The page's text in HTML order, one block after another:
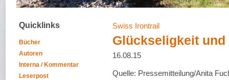
Quicklinks
Bücher
Autoren
Interna / Kommentar
Leserpost
Swiss Irontrail
Glückseligkeit und
16.08.15
Quelle: Pressemitteilung/Anita